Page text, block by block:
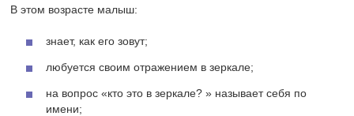
В этом возрасте малыш:
знает, как его зовут;
любуется своим отражением в зеркале;
на вопрос «кто это в зеркале? » называет себя по
имени;